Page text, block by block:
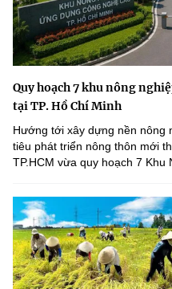
Quy hoạch 7 khu nông
tại TP. Hồ Chí Minh
Hướng tới xây dựng nền nông
tiêu phát triển nông thôn mới
TP.HCM vừa quy hoạch 7